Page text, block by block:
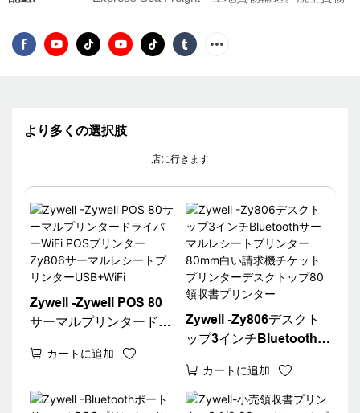
より多くの選択肢
店に行きます
Zywell -Zywell POS 80
サーマルプリンタードラ
ターZy806サーマルレシ
USB+WiFi
カートに追加
Zywell -Zy806デスクト
ップ3インチBluetoothサ
ー80mm白い請求機チケ
ットプリンターデスクト
カートに追加